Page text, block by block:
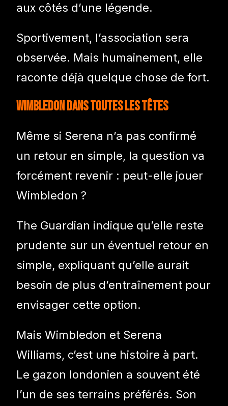
aux côtés d’une légende.
Sportivement, l’association sera
observée. Mais humainement, elle
raconte déjà quelque chose de fort.
Wimbledon dans toutes les têtes
Même si Serena n’a pas confirmé
un retour en simple, la question va
forcément revenir : peut-elle jouer
Wimbledon ?
The Guardian indique qu’elle reste
prudente sur un éventuel retour en
simple, expliquant qu’elle aurait
besoin de plus d’entraînement pour
envisager cette option.
Mais Wimbledon et Serena
Williams, c’est une histoire à part.
Le gazon londonien a souvent été
l’un de ses terrains préférés. Son